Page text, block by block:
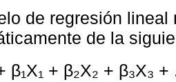
de regresión
de la
β₁X₁ + β₂X₂ + β₃X₃ +